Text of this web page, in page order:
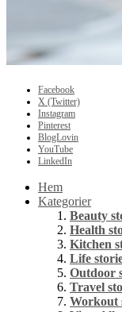
Facebook
X (Twitter)
Instagram
Pinterest
BlogLovin
YouTube
LinkedIn
Hem
Kategorier
Beauty
Health
Kitchen
Life
Outdoor
Travel
Workout